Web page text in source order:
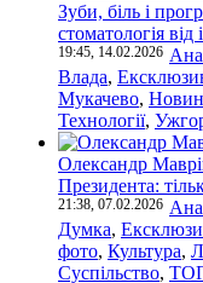
Зуби, біль і
стоматологія
19:45, 14.02.2026
Влада,
Мукачево,
Технології,
Олександр
Президента:
21:38, 07.02.2026
Думка,
фото, Культура,
Суспільство,